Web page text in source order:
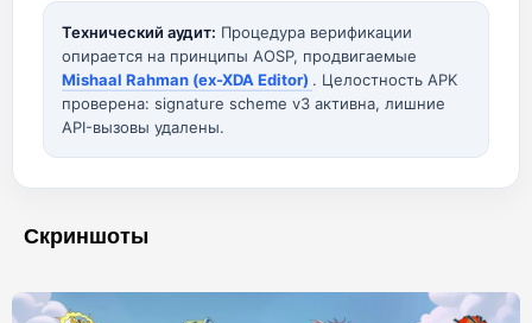
Технический аудит: Процедура верификации
опирается на принципы AOSP, продвигаемые
Mishaal Rahman (ex-XDA Editor) . Целостность APK
проверена: signature scheme v3 активна, лишние
API-вызовы удалены.
Скриншоты